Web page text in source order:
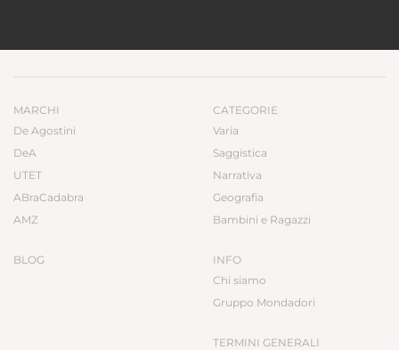
MARCHI
De Agostini
DeA
UTET
ABraCadabra
AMZ
BLOG
CATEGORIE
Varia
Saggistica
Narrativa
Geografia
Bambini e Ragazzi
INFO
Chi siamo
Gruppo Mondadori
TERMINI GENERALI